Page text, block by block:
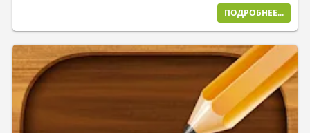
ПОДРОБНЕЕ...